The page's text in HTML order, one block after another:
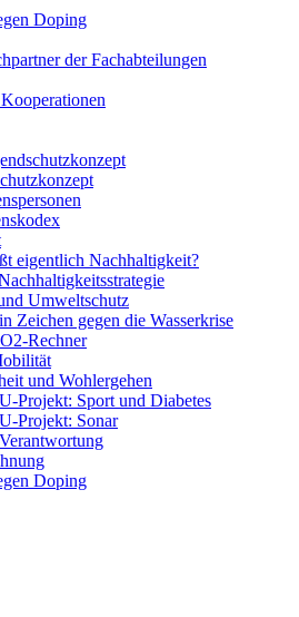
Doping
der Fachabteilungen
eigentlich Nachhaltigkeit?
Umweltschutz
Zeichen gegen die Wasserkrise
Rechner
und Wohlergehen
Projekt: Sport und Diabetes
Projekt: Sonar
Doping